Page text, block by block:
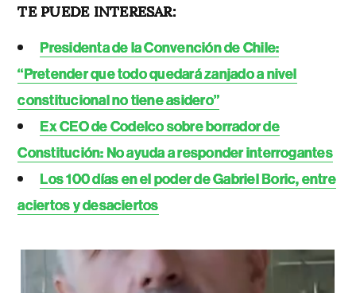
TE PUEDE INTERESAR:
Presidenta de la Convención de Chile:
“Pretender que todo quedará zanjado a nivel
constitucional no tiene asidero”
Ex CEO de Codelco sobre borrador de
Constitución: No ayuda a responder interrogantes
Los 100 días en el poder de Gabriel Boric, entre
aciertos y desaciertos